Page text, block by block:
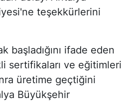
teşekkürlerini
başladığını ifade eden
sertifikaları ve eğitimleri
üretime geçtiğini
Büyükşehir